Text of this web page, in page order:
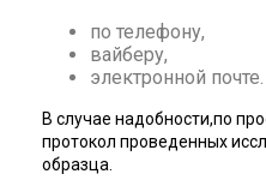
по телефону,
вайберу,
электронной почте.
В случае надобности,по
протокол проведенных
образца.